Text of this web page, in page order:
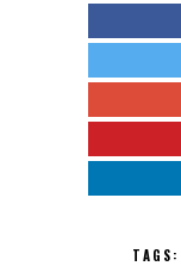
TAGS: